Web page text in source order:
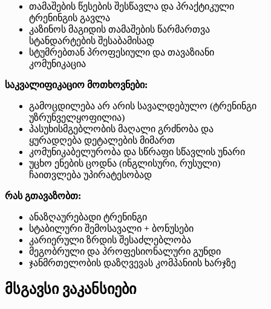
თამაშების წესების შესწავლა და პრაქტიკული
ტრენინგის გავლა
კაზინოს მაგიდის თამაშების წარმართვა
სტანდარტების შესაბამისად
სტუმრებთან პროფესიული და თავაზიანი
კომუნიკაცია
საკვალიფიკაციო მოთხოვნები:
გამოცდილება არ არის სავალდებულო (ტრენინგი
უზრუნველყოფილია)
პასუხისმგებლობის მაღალი გრძნობა და
ყურადღება დეტალების მიმართ
კომუნიკაბელურობა და სწრაფი სწავლის უნარი
უცხო ენების ცოდნა (ინგლისური, რუსული)
ჩაითვლება უპირატესობად
რას გთავაზობთ:
ანაზღაურებადი ტრენინგი
სტაბილური შემოსავალი + ბონუსები
კარიერული ზრდის შესაძლებლობა
მეგობრული და პროფესიონალური გუნდი
ჯანმრთელობის დაზღვევას კომპანიის ხარჯზე
მსგავსი ვაკანსიები